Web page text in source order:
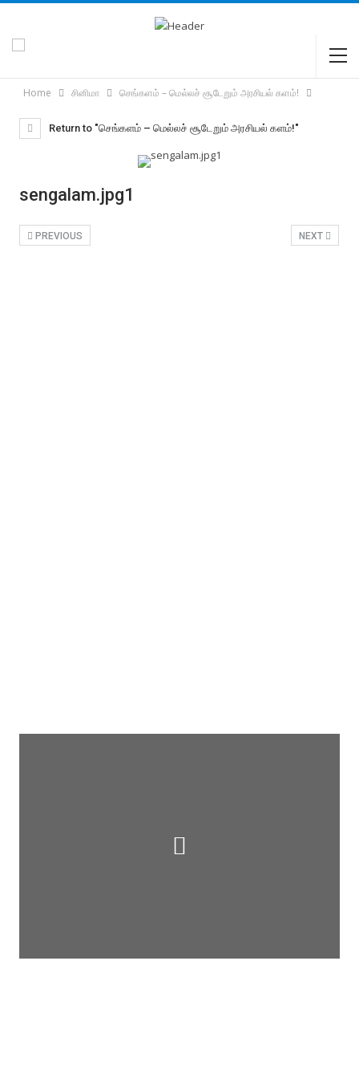
Home சினிமா செங்களம் – மெல்லச் சூடேறும் அரசியல் களம்!
Return to "செங்களம் – மெல்லச் சூடேறும் அரசியல் களம்!"
sengalam.jpg1
NEXT
PREVIOUS